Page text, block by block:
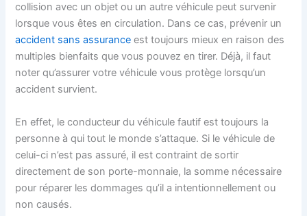
collision avec un objet ou un autre véhicule peut survenir
lorsque vous êtes en circulation. Dans ce cas, prévenir un
accident sans assurance est toujours mieux en raison des
multiples bienfaits que vous pouvez en tirer. Déjà, il faut
noter qu’assurer votre véhicule vous protège lorsqu’un
accident survient.
En effet, le conducteur du véhicule fautif est toujours la
personne à qui tout le monde s’attaque. Si le véhicule de
celui-ci n’est pas assuré, il est contraint de sortir
directement de son porte-monnaie, la somme nécessaire
pour réparer les dommages qu’il a intentionnellement ou
non causés.